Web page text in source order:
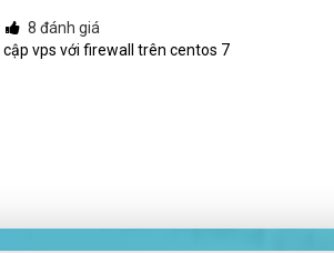
8 đánh giá
vps với firewall trên centos 7